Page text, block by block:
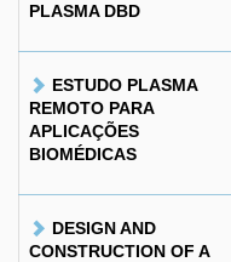
PLASMA DBD
ESTUDO PLASMA
REMOTO PARA
APLICAÇÕES
BIOMÉDICAS
DESIGN AND
CONSTRUCTION OF A